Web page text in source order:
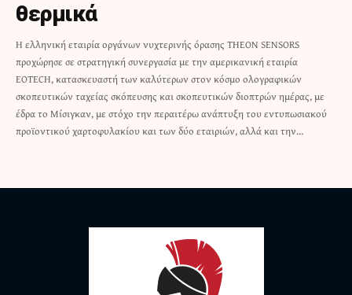
θερμικά
Η ελληνική εταιρία οργάνων νυχτερινής όρασης THEON SENSORS
προχώρησε σε στρατηγική συνεργασία με την αμερικανική εταιρία
EOTECH, κατασκευαστή των καλύτερων στον κόσμο ολογραφικών
σκοπευτικών ταχείας σκόπευσης και σκοπευτικών διοπτρών ημέρας, με
έδρα το Μίσιγκαν, με στόχο την περαιτέρω ανάπτυξη του εντυπωσιακού
προϊοντικού χαρτοφυλακίου και των δύο εταιριών, αλλά και την…